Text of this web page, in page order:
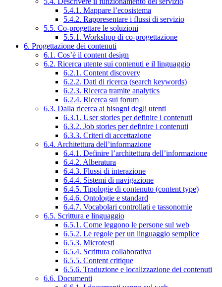
5.4.1. Mappare l’ecosistema
5.4.2. Rappresentare i flussi di servizio
5.5. Co-progettare le soluzioni
5.5.1. Workshop di co-progettazione
6. Progettazione dei contenuti
6.1. Cos’è il content design
6.2. Ricerca utente sui contenuti e il linguaggio
6.2.1. Content discovery
6.2.2. Dati di ricerca (search keywords)
6.2.3. Ricerca tramite analytics
6.2.4. Ricerca sui forum
6.3. Dalla ricerca ai bisogni degli utenti
6.3.1. User stories per definire i contenuti
6.3.2. Job stories per definire i contenuti
6.3.3. Criteri di accettazione
6.4. Architettura dell’informazione
6.4.1. Definire l’architettura dell’informazione
6.4.2. Alberatura
6.4.3. Flussi di interazione
6.4.4. Sistemi di navigazione
6.4.5. Tipologie di contenuto (content type)
6.4.6. Ontologie e standard
6.4.7. Vocabolari controllati e tassonomie
6.5. Scrittura e linguaggio
6.5.1. Come leggono le persone sul web
6.5.2. Le regole per un linguaggio semplice
6.5.3. Microtesti
6.5.4. Scrittura collaborativa
6.5.5. Content critique
6.5.6. Traduzione e localizzazione dei contenuti
6.6. Documenti